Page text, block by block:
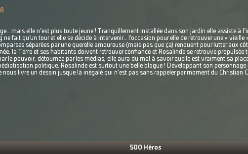
mais elle n’est plus toute jeune ! Tranquillement installée dans son jardin elle assiste à
ne fait qu’un tour et elle se décide à intervenir… l’occasion pour elle de retrouver une « vieille
séparées par une querelle amoureuse (mais pas que ça) renouent pour lutter aux
la Terre et ses habitants doivent retrouver confiance et Rosalinde se retrouve propulsée
le pouvoir, détournée par les médias, elle aura du mal à savoir quelle est vraiment sa
politique, Rosalinde est surtout une belle blague ! Développant son personnage
nous livre un dessin jusque là inégalé qui n’est pas sans rappeler par moment du Christian
500 Héros